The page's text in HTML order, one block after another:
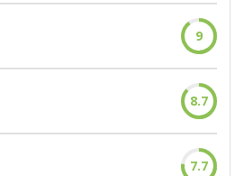
9
8.7
7.7